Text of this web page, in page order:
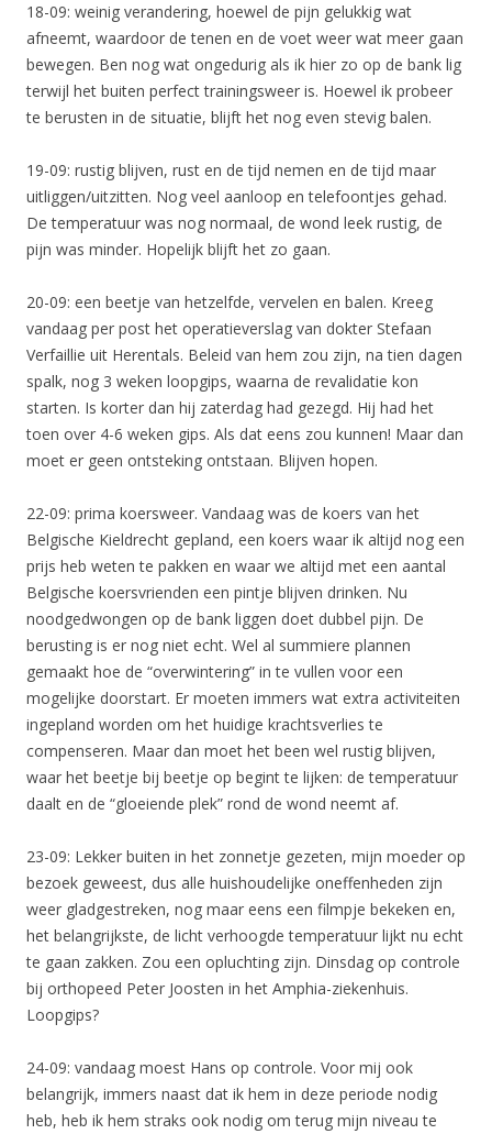
18-09: weinig verandering, hoewel de pijn gelukkig wat
afneemt, waardoor de tenen en de voet weer wat meer gaan
bewegen. Ben nog wat ongedurig als ik hier zo op de bank lig
terwijl het buiten perfect trainingsweer is. Hoewel ik probeer
te berusten in de situatie, blijft het nog even stevig balen.
19-09: rustig blijven, rust en de tijd nemen en de tijd maar
uitliggen/uitzitten. Nog veel aanloop en telefoontjes gehad.
De temperatuur was nog normaal, de wond leek rustig, de
pijn was minder. Hopelijk blijft het zo gaan.
20-09: een beetje van hetzelfde, vervelen en balen. Kreeg
vandaag per post het operatieverslag van dokter Stefaan
Verfaillie uit Herentals. Beleid van hem zou zijn, na tien dagen
spalk, nog 3 weken loopgips, waarna de revalidatie kon
starten. Is korter dan hij zaterdag had gezegd. Hij had het
toen over 4-6 weken gips. Als dat eens zou kunnen! Maar dan
moet er geen ontsteking ontstaan. Blijven hopen.
22-09: prima koersweer. Vandaag was de koers van het
Belgische Kieldrecht gepland, een koers waar ik altijd nog een
prijs heb weten te pakken en waar we altijd met een aantal
Belgische koersvrienden een pintje blijven drinken. Nu
noodgedwongen op de bank liggen doet dubbel pijn. De
berusting is er nog niet echt. Wel al summiere plannen
gemaakt hoe de “overwintering” in te vullen voor een
mogelijke doorstart. Er moeten immers wat extra activiteiten
ingepland worden om het huidige krachtsverlies te
compenseren. Maar dan moet het been wel rustig blijven,
waar het beetje bij beetje op begint te lijken: de temperatuur
daalt en de “gloeiende plek” rond de wond neemt af.
23-09: Lekker buiten in het zonnetje gezeten, mijn moeder op
bezoek geweest, dus alle huishoudelijke oneffenheden zijn
weer gladgestreken, nog maar eens een filmpje bekeken en,
het belangrijkste, de licht verhoogde temperatuur lijkt nu echt
te gaan zakken. Zou een opluchting zijn. Dinsdag op controle
bij orthopeed Peter Joosten in het Amphia-ziekenhuis.
Loopgips?
24-09: vandaag moest Hans op controle. Voor mij ook
belangrijk, immers naast dat ik hem in deze periode nodig
heb, heb ik hem straks ook nodig om terug mijn niveau te